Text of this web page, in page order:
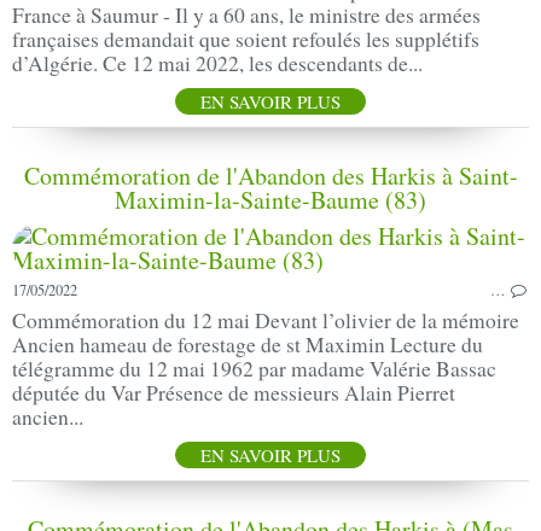
France à Saumur - Il y a 60 ans, le ministre des armées
françaises demandait que soient refoulés les supplétifs
d’Algérie. Ce 12 mai 2022, les descendants de...
EN SAVOIR PLUS
Commémoration de l'Abandon des Harkis à Saint-
Maximin-la-Sainte-Baume (83)
17/05/2022 …
Commémoration du 12 mai Devant l’olivier de la mémoire
Ancien hameau de forestage de st Maximin Lecture du
télégramme du 12 mai 1962 par madame Valérie Bassac
députée du Var Présence de messieurs Alain Pierret
ancien...
EN SAVOIR PLUS